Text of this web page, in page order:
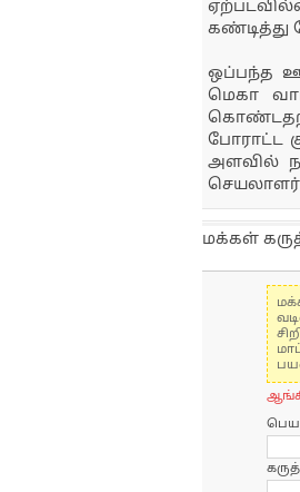
கண்டித்து
ஒப்பந்த
மெகா
போராட்ட
அளவில்
செயலாளர்
மக்கள்